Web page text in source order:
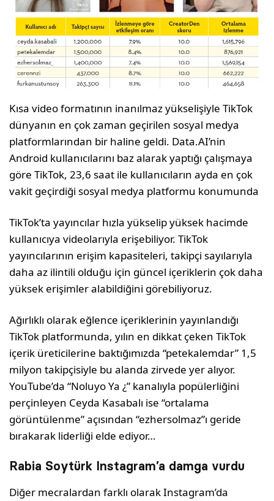
Kısa video formatının inanılmaz yükselişiyle TikTok
dünyanın en çok zaman geçirilen sosyal medya
platformlarından bir haline geldi. Data.AI’nin
Android kullanıcılarını baz alarak yaptığı çalışmaya
göre TikTok, 23,6 saat ile kullanıcıların ayda en çok
vakit geçirdiği sosyal medya platformu konumunda
TikTok’ta yayıncılar hızla yükselip yüksek hacimde
kullanıcıya videolarıyla erişebiliyor. TikTok
yayıncılarının erişim kapasiteleri, takipçi sayılarıyla
daha az ilintili olduğu için güncel içeriklerin çok daha
yüksek erişimler alabildiğini görebiliyoruz.
Ağırlıklı olarak eğlence içeriklerinin yayınlandığı
TikTok platformunda, yılın en dikkat çeken TikTok
içerik üreticilerine baktığımızda “petekalemdar” 1,5
milyon takipçisiyle bu alanda zirvede yer alıyor.
YouTube’da “Noluyo Ya ¿” kanalıyla popülerliğini
perçinleyen Ceyda Kasabalı ise “ortalama
görüntülenme” açısından “ezhersolmaz”ı geride
bırakarak liderliği elde ediyor…
Rabia Soytürk Instagram’a damga vurdu
Diğer mecralardan farklı olarak Instagram’da